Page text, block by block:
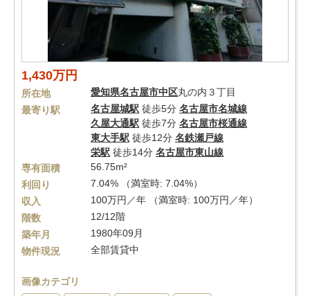
1,430万円
所在地 愛知県名古屋市中区丸の内３丁目
最寄り駅
名古屋城駅 徒歩5分 名古屋市名城線
久屋大通駅 徒歩7分 名古屋市桜通線
東大手駅 徒歩12分 名鉄瀬戸線
栄駅 徒歩14分 名古屋市東山線
専有面積
56.75m²
利回り
7.04% （満室時: 7.04%）
収入
100万円／年 （満室時: 100万円／年）
階数
12/12階
築年月
1980年09月
物件現況
全部賃貸中
画像カテゴリ